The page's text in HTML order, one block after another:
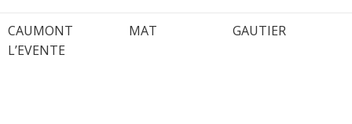
CAUMONT
L’EVENTE
MAT GAUTIER